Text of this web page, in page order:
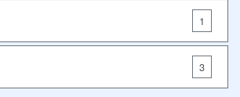
1
3